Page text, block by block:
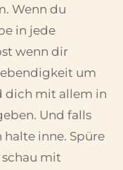
Wenn du
in jede
wenn dir
um
dich mit allem in
Und falls
inne. Spüre
mit